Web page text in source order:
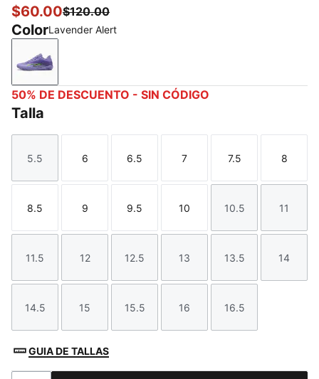
$60.00$120.00
ColorLavender Alert
Lavender Alert
50% DE DESCUENTO - SIN CÓDIGO
Talla
Talla
5.5
Talla
6
Talla
6.5
Talla
7
Talla
7.5
Talla
8
Talla
8.5
Talla
9
Talla
9.5
Talla
10
Talla
10.5
Talla
11
Talla
11.5
Talla
12
Talla
12.5
Talla
13
Talla
13.5
Talla
14
Talla
14.5
Talla
15
Talla
15.5
Talla
16
Talla
16.5
GUIA DE TALLAS